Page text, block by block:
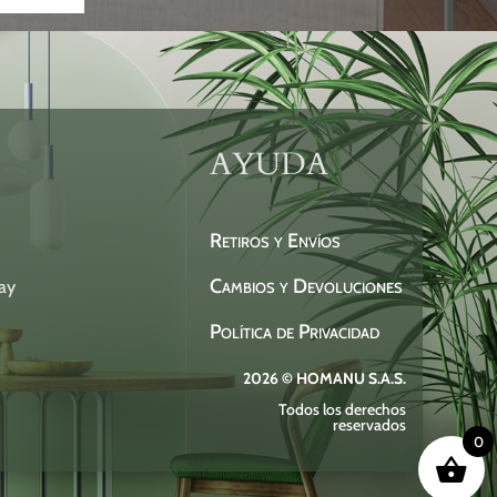
AYUDA
Retiros y Envíos
Cambios y Devoluciones
Política de Privacidad
2026 © HOMANU S.A.S.
Todos los derechos
reservados
0